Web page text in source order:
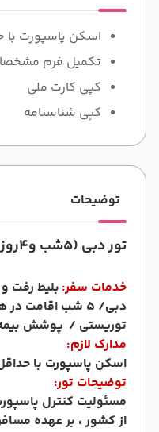
اسکن پاسپورت با حداقل 7
تکمیل فرم
کپی کارت ملی
کپی شناسنامه
توضیحات
تور دبی (5شب و4روز)
خدمات سفر: بلیط رفت و
دبی/ 5 شب
توریستی / پوشش
مدارک لازم:
اسکن پاسپورت با حداقل 7 ماه
توضیحات تور:
مسئولیت کنترل
از کشور ، بر عهده